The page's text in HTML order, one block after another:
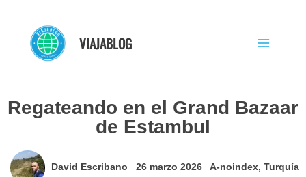
contenido
VIAJABLOG
Regateando en el Grand Bazaar
de Estambul
David Escribano 26 marzo 2026 A-noindex, Turquía